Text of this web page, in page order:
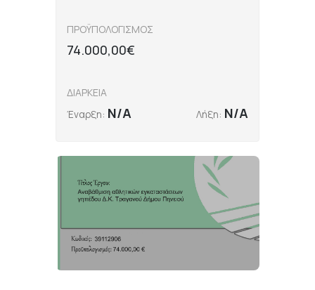
ΠΡΟΫΠΟΛΟΓΙΣΜΟΣ
74.000,00€
ΔΙΑΡΚΕΙΑ
Έναρξη: N/A Λήξη: N/A